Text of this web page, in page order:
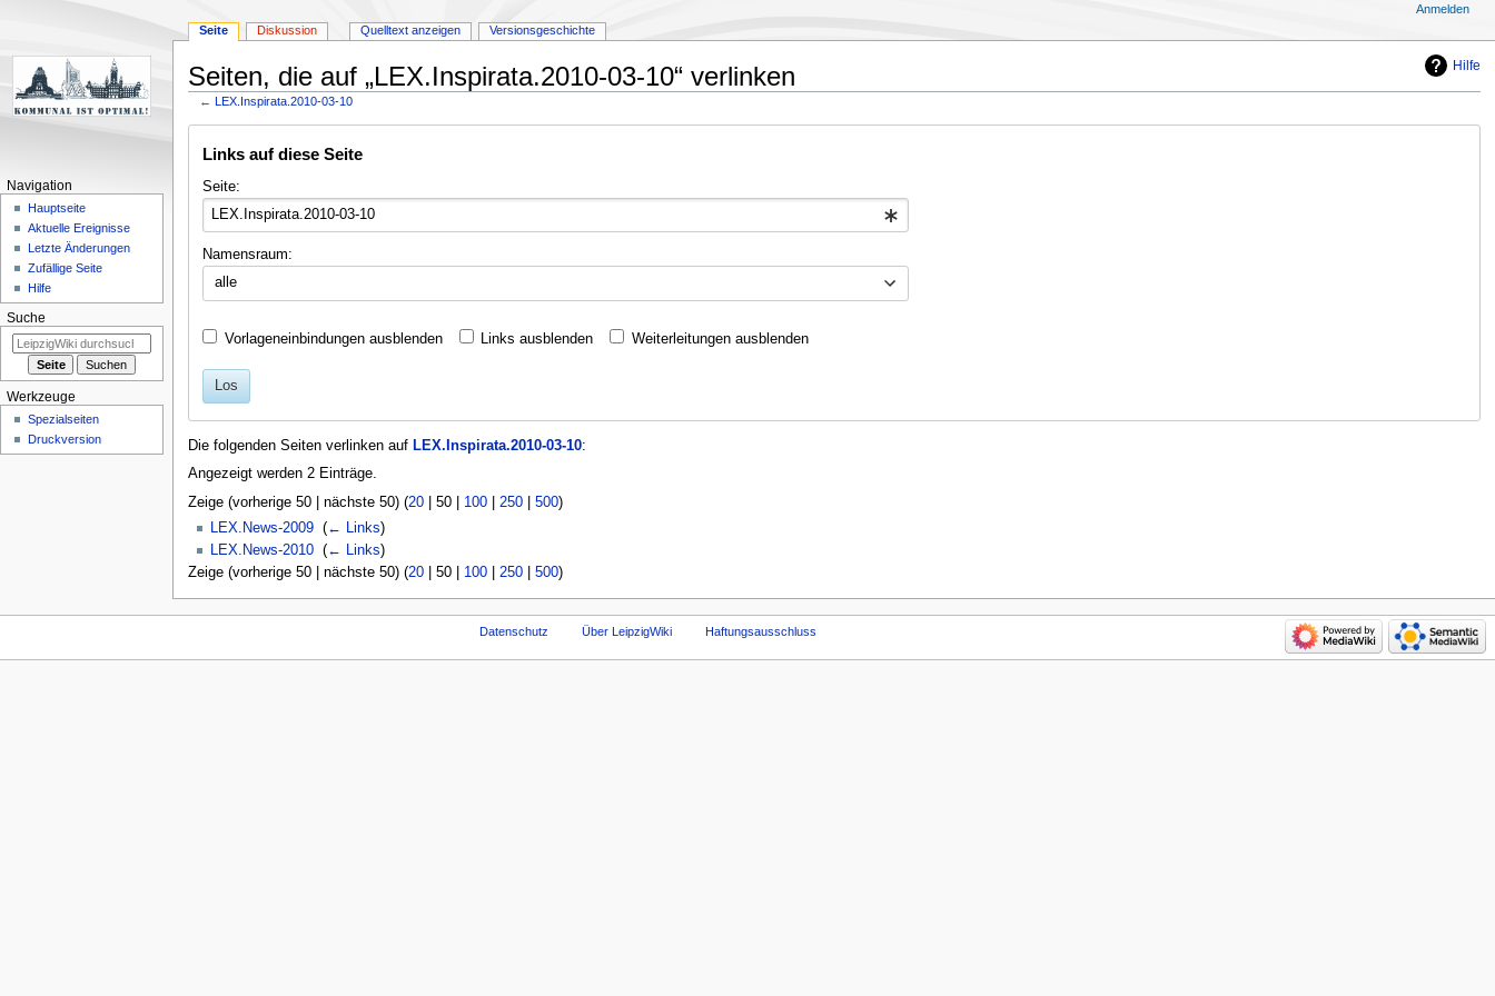
Hilfe
Seiten, die auf „LEX.Inspirata.2010-03-10“ verlinken
← LEX.Inspirata.2010-03-10
Navigation
Suche
Links auf diese Seite
Seite:
Namensraum:
alle
Vorlageneinbindungen ausblenden Links ausblenden Weiterleitungen ausblenden
Los
Die folgenden Seiten verlinken auf LEX.Inspirata.2010-03-10:
Angezeigt werden 2 Einträge.
Zeige (vorherige 50| nächste 50) (20| 50| 100| 250| 500)
LEX.News-2009‎ (← Links)
LEX.News-2010‎ (← Links)
Zeige (vorherige 50| nächste 50) (20| 50| 100| 250| 500)
Seite Diskussion Quelltext anzeigen Versionsgeschichte
Anmelden
Navigation
Hauptseite
Aktuelle Ereignisse
Letzte Änderungen
Zufällige Seite
Hilfe
Suche
Werkzeuge
Spezialseiten
Druckversion
Datenschutz Über LeipzigWiki Haftungsausschluss